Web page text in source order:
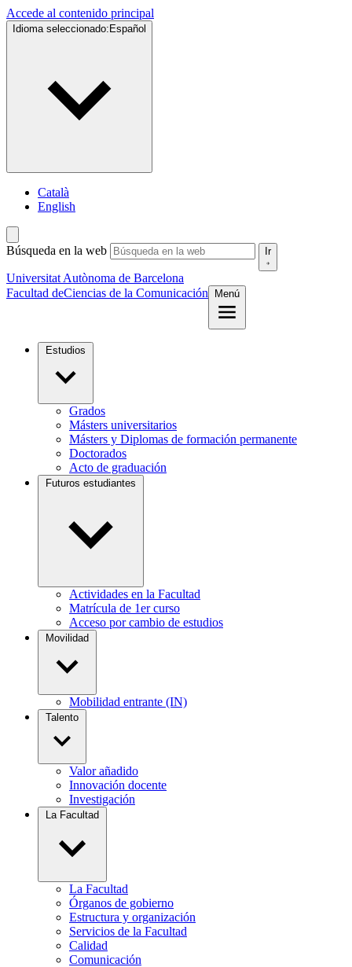
Accede al contenido principal
Idioma seleccionado: Español
Català
English
Búsqueda en la web Ir
Universitat Autònoma de Barcelona
Facultad deCiencias de la Comunicación Menú
Estudios
Grados
Másters universitarios
Másters y Diplomas de formación permanente
Doctorados
Acto de graduación
Futuros estudiantes
Actividades en la Facultad
Matrícula de 1er curso
Acceso por cambio de estudios
Movilidad
Mobilidad entrante (IN)
Talento
Valor añadido
Innovación docente
Investigación
La Facultad
La Facultad
Órganos de gobierno
Estructura y organización
Servicios de la Facultad
Calidad
Comunicación